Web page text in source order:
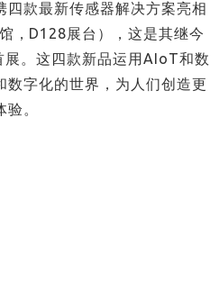
四款最新传感器解决方案亮相
， D128展台 ）， 这是其继今
。这四款新品运用AIoT和数
数字化的世界，为人们创造更
。